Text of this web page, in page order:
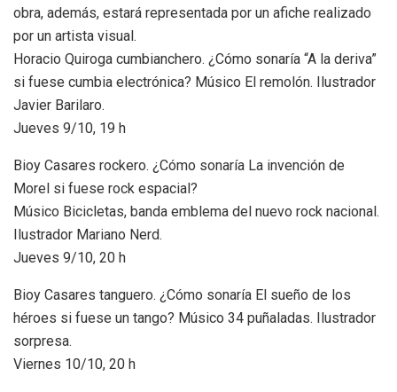
obra, además, estará representada por un afiche realizado
por un artista visual.
Horacio Quiroga cumbianchero. ¿Cómo sonaría “A la deriva”
si fuese cumbia electrónica? Músico El remolón. Ilustrador
Javier Barilaro.
Jueves 9/10, 19 h
Bioy Casares rockero. ¿Cómo sonaría La invención de
Morel si fuese rock espacial?
Músico Bicicletas, banda emblema del nuevo rock nacional.
Ilustrador Mariano Nerd.
Jueves 9/10, 20 h
Bioy Casares tanguero. ¿Cómo sonaría El sueño de los
héroes si fuese un tango? Músico 34 puñaladas. Ilustrador
sorpresa.
Viernes 10/10, 20 h